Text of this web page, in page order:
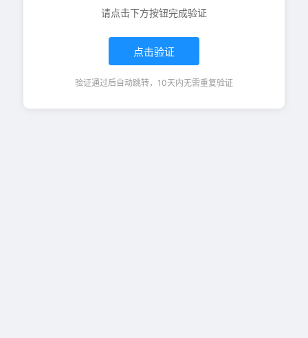
请点击下方按钮完成验证
点击验证
验证通过后自动跳转，10天内无需重复验证